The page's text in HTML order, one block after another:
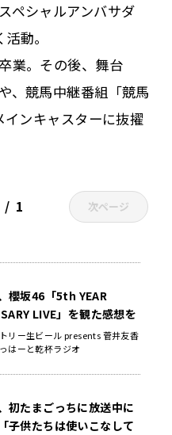
ペシャルアンバサダ
動。
業。その後、舞台
、競馬中継番組「競馬
インキャスターに抜擢
1 次ページ
櫻坂46「5th YEAR
LIVE」を観た感想を
リー生ビール presents 菅井友香
はーと乾杯ラジオ
初たまごっちに放送中に
子供たちは使いこなして